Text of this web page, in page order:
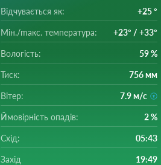
Відчувається як: +25 °
Мін./mакс. температура: +23° / +33°
Вологість: 59 %
Тиск: 756 мм
Вітер: 7.9 м/с
Ймовірність опадів: 2 %
Схід: 05:43
Захід 19:49